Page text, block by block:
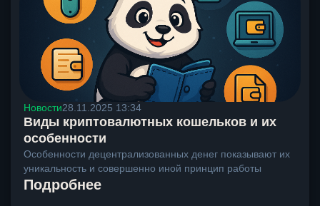
Новости28.11.2025 13:34
Виды криптовалютных кошельков и их
особенности
Особенности децентрализованных денег показывают их
уникальность и совершенно иной принцип работы
Подробнее